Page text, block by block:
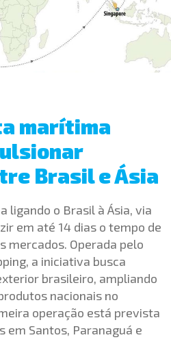
marítima
Brasil e Ásia
ligando o Brasil à Ásia, via
em até 14 dias o tempo de
mercados. Operada pelo
a iniciativa busca
brasileiro, ampliando
nacionais no
operação está prevista
em Santos, Paranaguá e